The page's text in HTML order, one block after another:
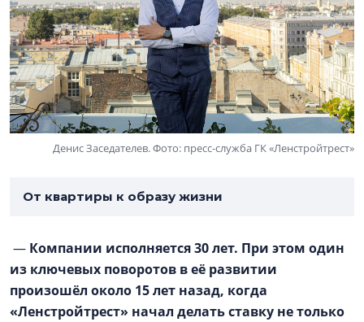
Денис Заседателев. Фото: пресс-служба ГК «Ленстройтрест»
От квартиры к образу жизни
— Компании исполняется 30 лет. При этом один
из ключевых поворотов в её развитии
произошёл около 15 лет назад, когда
«Ленстройтрест» начал делать ставку не только